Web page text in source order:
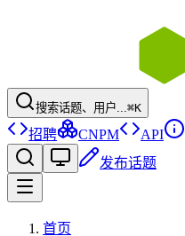
搜索话题、用户...⌘K
招聘 CNPM API
发布话题
首页